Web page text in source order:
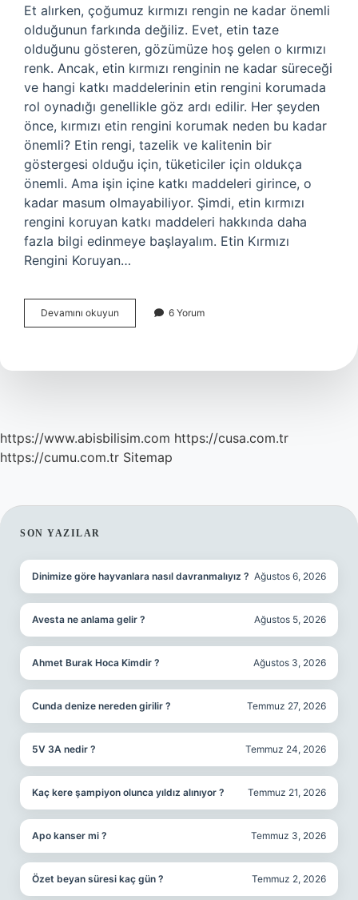
Et alırken, çoğumuz kırmızı rengin ne kadar önemli
olduğunun farkında değiliz. Evet, etin taze
olduğunu gösteren, gözümüze hoş gelen o kırmızı
renk. Ancak, etin kırmızı renginin ne kadar süreceği
ve hangi katkı maddelerinin etin rengini korumada
rol oynadığı genellikle göz ardı edilir. Her şeyden
önce, kırmızı etin rengini korumak neden bu kadar
önemli? Etin rengi, tazelik ve kalitenin bir
göstergesi olduğu için, tüketiciler için oldukça
önemli. Ama işin içine katkı maddeleri girince, o
kadar masum olmayabiliyor. Şimdi, etin kırmızı
rengini koruyan katkı maddeleri hakkında daha
fazla bilgi edinmeye başlayalım. Etin Kırmızı
Rengini Koruyan…
Devamını okuyun
kırmızı
katkı
6 Yorum
https://www.abisbilisim.com https://cusa.com.tr
https://cumu.com.tr Sitemap
SIDEBAR
SON YAZILAR
Dinimize göre hayvanlara nasıl davranmalıyız ? Ağustos 6, 2026
Avesta ne anlama gelir ? Ağustos 5, 2026
Ahmet Burak Hoca Kimdir ? Ağustos 3, 2026
Cunda denize nereden girilir ? Temmuz 27, 2026
5V 3A nedir ? Temmuz 24, 2026
Kaç kere şampiyon olunca yıldız alınıyor ? Temmuz 21, 2026
Apo kanser mi ? Temmuz 3, 2026
Özet beyan süresi kaç gün ? Temmuz 2, 2026